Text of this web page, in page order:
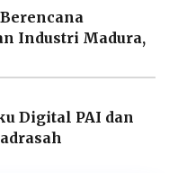
Industri Madura,
Digital PAI dan